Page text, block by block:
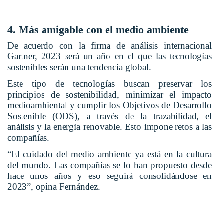
4. Más amigable con el medio ambiente
De acuerdo con la firma de análisis internacional
Gartner, 2023 será un año en el que las tecnologías
sostenibles serán una tendencia global.
Este tipo de tecnologías buscan preservar los
principios de sostenibilidad, minimizar el impacto
medioambiental y cumplir los Objetivos de Desarrollo
Sostenible (ODS), a través de la trazabilidad, el
análisis y la energía renovable. Esto impone retos a las
compañías.
“El cuidado del medio ambiente ya está en la cultura
del mundo. Las compañías se lo han propuesto desde
hace unos años y eso seguirá consolidándose en
2023”, opina Fernández.